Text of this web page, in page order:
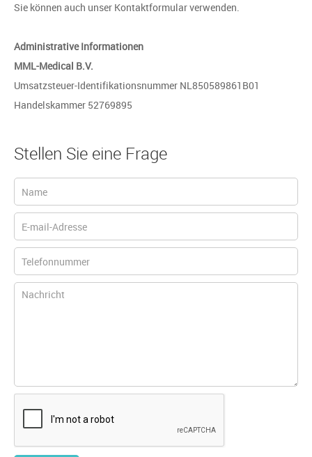
Sie können auch unser Kontaktformular verwenden.
Administrative Informationen
MML-Medical B.V.
Umsatzsteuer-Identifikationsnummer NL850589861B01
Handelskammer 52769895
Stellen Sie eine Frage